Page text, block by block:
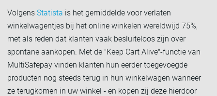
Volgens Statista is het gemiddelde voor verlaten
winkelwagentjes bij het online winkelen wereldwijd 75%,
met als reden dat klanten vaak besluiteloos zijn over
spontane aankopen. Met de "Keep Cart Alive"-functie van
MultiSafepay vinden klanten hun eerder toegevoegde
producten nog steeds terug in hun winkelwagen wanneer
ze terugkomen in uw winkel - en kopen zij deze hierdoor